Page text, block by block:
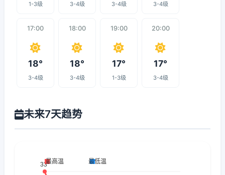
1-3级 3-4级 3-4级 3-4级
17:00
18°
3-4级
18:00
18°
3-4级
19:00
17°
1-3级
20:00
17°
3-4级
未来7天趋势